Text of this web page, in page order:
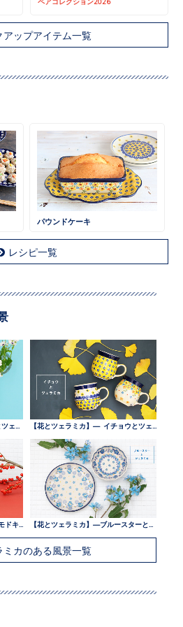
アップアイテム一覧
パウンドケーキ
レシピ一覧
ミカのある風景一覧